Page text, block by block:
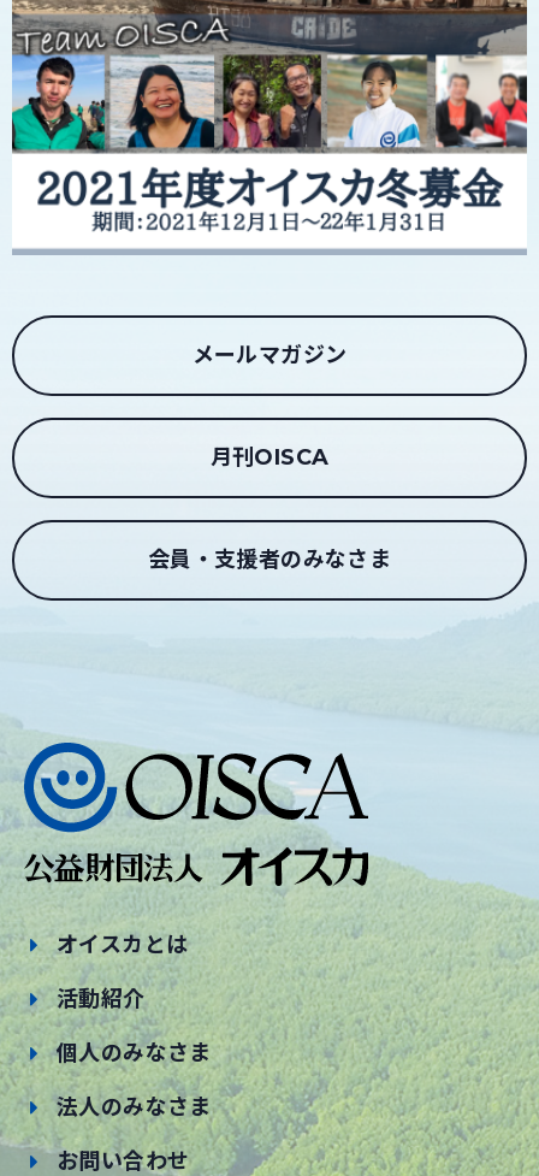
メールマガジン
月刊OISCA
会員・支援者のみなさま
オイスカとは
活動紹介
個人のみなさま
法人のみなさま
お問い合わせ